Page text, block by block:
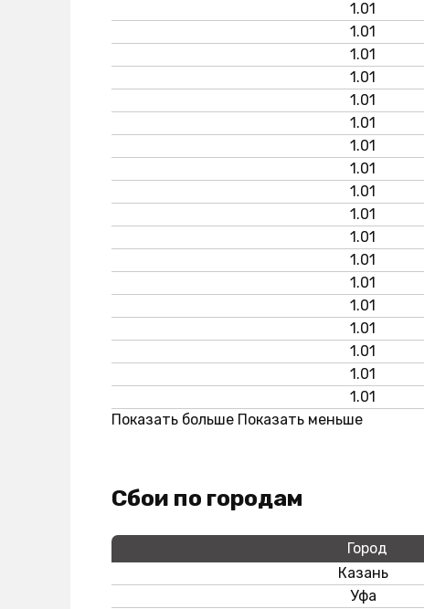
1.01
1.01
1.01
1.01
1.01
1.01
1.01
1.01
1.01
1.01
1.01
1.01
1.01
1.01
1.01
1.01
1.01
1.01
Показать больше Показать меньше
Сбои по городам
Город
Казань
Уфа